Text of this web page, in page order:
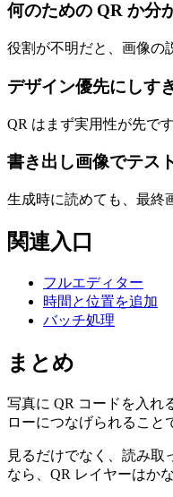
何のための QR か分
役割が不明だと、画像の
デザイン優先にしす
QR はまず実用性が先です
書き出し画像でテス
生成時に読めても、最終
関連入口
フルエディター
時間と位置を追加
バッチ処理
まとめ
写真に QR コードを入れ
ローにつなげられること
見るだけでなく、読み取
なら、QR レイヤーはか